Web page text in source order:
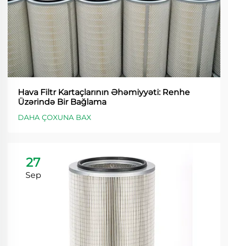
Hava Filtr Kartaçlarının Əhəmiyyəti: Renhe
Üzərində Bir Bağlama
DAHA ÇOXUNA BAX
27
Sep